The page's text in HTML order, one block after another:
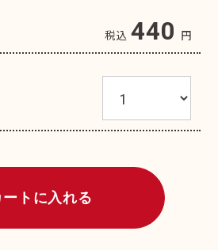
税込 440 円
ートに入れる